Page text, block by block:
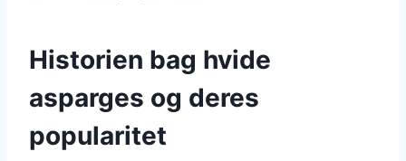
Historien bag hvide
asparges og deres
popularitet